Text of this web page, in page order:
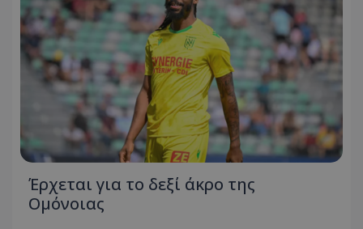
Έρχεται για το δεξί άκρο της
Ομόνοιας